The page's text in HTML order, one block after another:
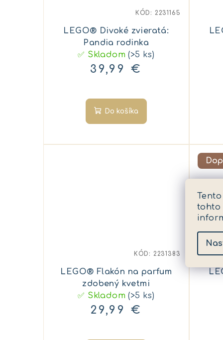
tohto
LEGO® Divoké zvieratá:
Pandia rodinka
✅ Skladom(>5 ks)
39,99 €
Do košíka
KÓD: 2231165
LEGO® Flakón na parfum
zdobený kvetmi
✅ Skladom(>5 ks)
29,99 €
KÓD: 2231383